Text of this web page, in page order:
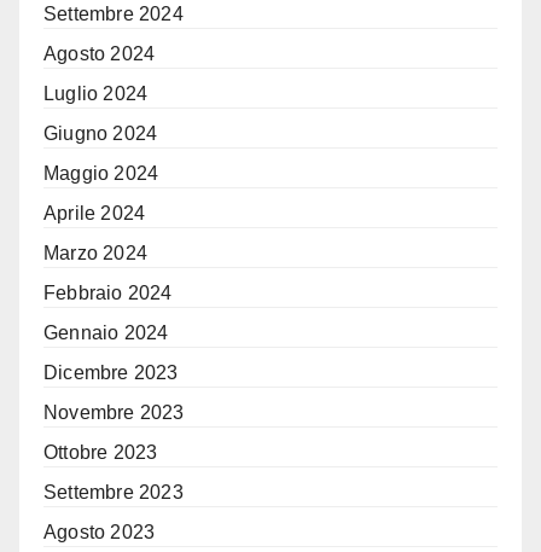
Settembre 2024
Agosto 2024
Luglio 2024
Giugno 2024
Maggio 2024
Aprile 2024
Marzo 2024
Febbraio 2024
Gennaio 2024
Dicembre 2023
Novembre 2023
Ottobre 2023
Settembre 2023
Agosto 2023